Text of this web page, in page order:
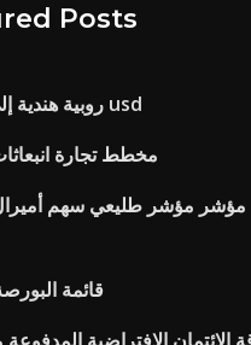
Posts
روبية هندية إلى توقعات usd
مخطط تجارة
مؤشر مؤشر طليعي سهم
قائمة